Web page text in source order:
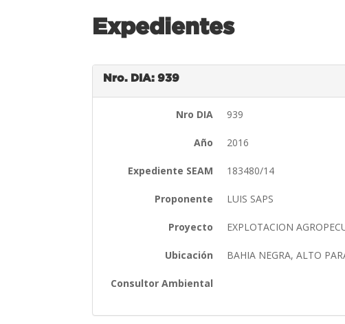
Expedientes
Nro. DIA: 939
Nro DIA 939
Año 2016
Expediente SEAM 183480/14
Proponente LUIS SAPS
Proyecto EXPLOTACION
Ubicación BAHIA NEGRA, ALTO
Consultor Ambiental